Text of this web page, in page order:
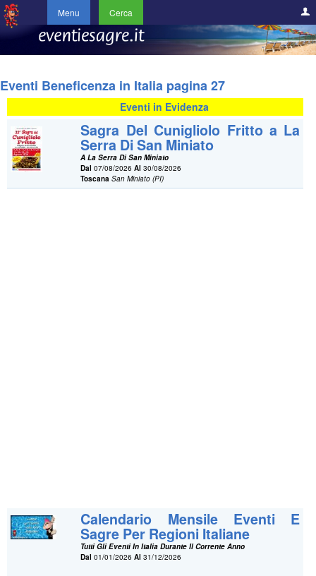
Menu Cerca
Eventi Beneficenza in Italia pagina 27
Eventi in Evidenza
Sagra Del Cunigliolo Fritto a La
Serra Di San Miniato
A La Serra Di San Miniato
Dal 07/08/2026Al 30/08/2026
Toscana San Miniato (PI)
Calendario Mensile Eventi E
Sagre Per Regioni Italiane
Tutti Gli Eventi In Italia Durante Il Corrente Anno
Dal 01/01/2026Al 31/12/2026